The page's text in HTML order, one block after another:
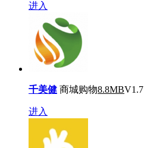
进入
千美健 商城购物8.8MBV1.7
进入